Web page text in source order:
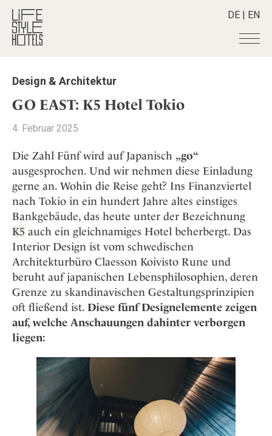
DE | EN
Hotels +
Alle Hotels
Beach
City
Countryside
Mindful Traveller
New Member
Wellness
Destinationen +
Alle Destinationen
Deutschland
Griechenland
Indien
Indonesien
Italien
Japan
Kroatien
Mexico
Niederlande
Österreich
Portugal
Schweden
Spanien
Schweiz
Stories +
Adventkalender
Aktiv & Wellness
Culture
Design & Architektur
Eat & Drink
Mindful Traveller
Osterkalender
Persönlichkeiten
Alle Produkte
Lifestylehotels BOOK
The Stylemate Magazin/e
Gutschein/Voucher
Smart Traveller +
Alle Smart Deals
Smart Traveller
Newsletter Anmeldung
Newsletter
Become a member
+
Member Benefits
Register your Hotel
About us +
Mission Statement
Our Story
Career
Kontakt
Impressum
Design & Architektur
GO EAST: K5 Hotel Tokio
4. Februar 2025
Die Zahl Fünf wird auf Japanisch „go“
ausgesprochen. Und wir nehmen diese Einladung
gerne an. Wohin die Reise geht? Ins Finanzviertel
nach Tokio in ein hundert Jahre altes einstiges
Bankgebäude, das heute unter der Bezeichnung
K5 auch ein gleichnamiges Hotel beherbergt. Das
Interior Design ist vom schwedischen
Architekturbüro Claesson Koivisto Rune und
beruht auf japanischen Lebensphilosophien, deren
Grenze zu skandinavischen Gestaltungsprinzipien
oft fließend ist. Diese fünf Designelemente zeigen
auf, welche Anschauungen dahinter verborgen
liegen: